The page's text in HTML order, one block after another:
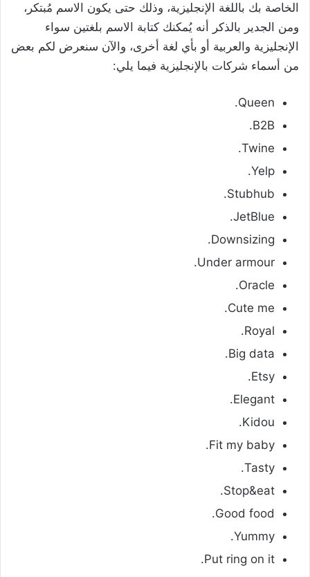
الخاصة بك باللغة الإنجليزية، وذلك حتى يكون الاسم مُبتكر،
ومن الجدير بالذكر أنه يُمكنك كتابة الاسم بلغتين سواء
الإنجليزية والعربية أو بأي لغة أخرى، والآن سنعرض لكم بعض
من أسماء شركات بالإنجليزية فيما يلي:
Queen.
B2B.
Twine.
Yelp.
Stubhub.
JetBlue.
Downsizing.
Under armour.
Oracle.
Cute me.
Royal.
Big data.
Etsy.
Elegant.
Kidou.
Fit my baby.
Tasty.
Stop&eat.
Good food.
Yummy.
Put ring on it.